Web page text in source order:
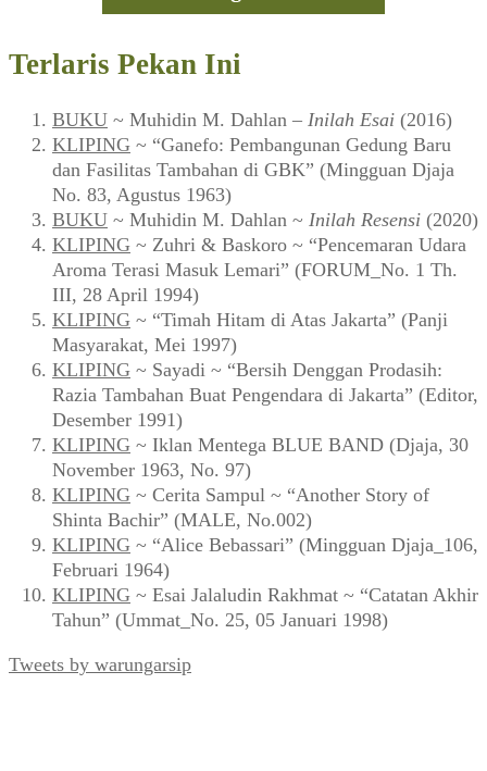
Terlaris Pekan Ini
BUKU ~ Muhidin M. Dahlan – Inilah Esai (2016)
KLIPING ~ “Ganefo: Pembangunan Gedung Baru
dan Fasilitas Tambahan di GBK” (Mingguan Djaja
No. 83, Agustus 1963)
BUKU ~ Muhidin M. Dahlan ~ Inilah Resensi (2020)
KLIPING ~ Zuhri & Baskoro ~ “Pencemaran Udara
Aroma Terasi Masuk Lemari” (FORUM_No. 1 Th.
III, 28 April 1994)
KLIPING ~ “Timah Hitam di Atas Jakarta” (Panji
Masyarakat, Mei 1997)
KLIPING ~ Sayadi ~ “Bersih Denggan Prodasih:
Razia Tambahan Buat Pengendara di Jakarta” (Editor,
Desember 1991)
KLIPING ~ Iklan Mentega BLUE BAND (Djaja, 30
November 1963, No. 97)
KLIPING ~ Cerita Sampul ~ “Another Story of
Shinta Bachir” (MALE, No.002)
KLIPING ~ “Alice Bebassari” (Mingguan Djaja_106,
Februari 1964)
KLIPING ~ Esai Jalaludin Rakhmat ~ “Catatan Akhir
Tahun” (Ummat_No. 25, 05 Januari 1998)
Tweets by warungarsip